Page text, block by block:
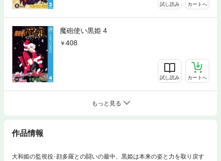
試し読み カートへ
魔砲使い黒姫 4
408
試し読み カートへ
もっと見る
作品情報
大和姫の監視役･顔多羅との闘いの最中、黒姫は本来の姿と力を取り戻す